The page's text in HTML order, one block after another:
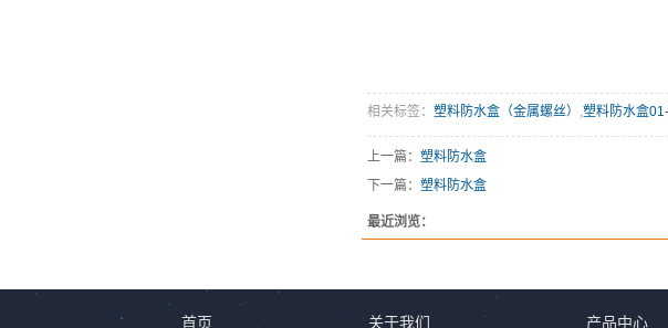
相关标签： 塑料防水盒（金属螺丝） ,塑料防水盒
上一篇： 塑料防水盒
下一篇： 塑料防水盒
最近浏览：
首页 关于我们 产品中心